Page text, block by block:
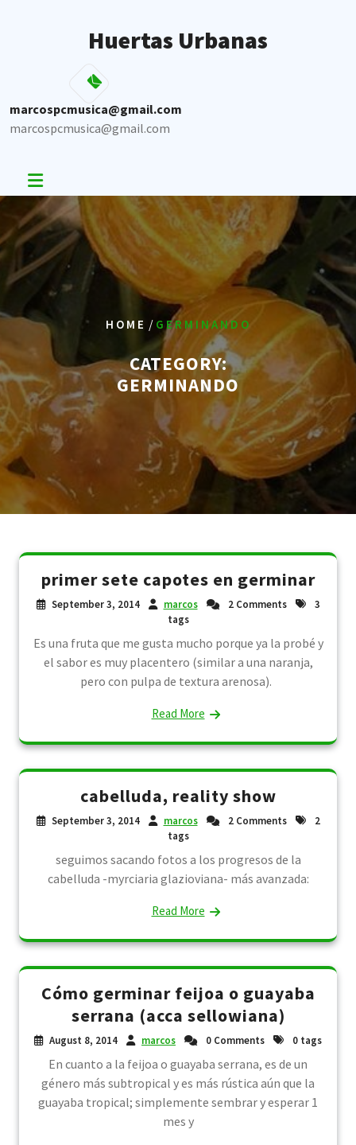
Huertas Urbanas
marcospcmusica@gmail.com
marcospcmusica@gmail.com
HOME / GERMINANDO
CATEGORY:
GERMINANDO
primer sete capotes en germinar
September 3, 2014 marcos 2 Comments
3
tags
Es una fruta que me gusta mucho porque ya la probé y
el sabor es muy placentero (similar a una naranja,
pero con pulpa de textura arenosa).
Read More
cabelluda, reality show
September 3, 2014 marcos 2 Comments
2
tags
seguimos sacando fotos a los progresos de la
cabelluda -myrciaria glazioviana- más avanzada:
Read More
Cómo germinar feijoa o guayaba
serrana (acca sellowiana)
August 8, 2014 marcos 0 Comments 0 tags
En cuanto a la feijoa o guayaba serrana, es de un
género más subtropical y es más rústica aún que la
guayaba tropical; simplemente sembrar y esperar 1
mes y